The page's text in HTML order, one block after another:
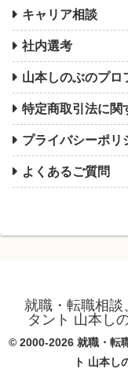
キャリア相談
社内選考
山本しのぶのプロ
特定商取引法に関
プライバシーポリ
よくあるご質問
就職・転職相談
タント 山本し
© 2000-2026 就職・転
ト 山本し